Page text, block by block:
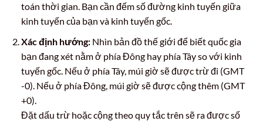
toán thời gian. Bạn cần đếm số đường kinh tuyến giữa
kinh tuyến của bạn và kinh tuyến gốc.
Xác định hướng:Nhìn bản đồ thế giới để biết quốc gia
bạn đang xét nằm ở phía Đông hay phía Tây so với kinh
tuyến gốc. Nếu ở phía Tây, múi giờ sẽ được trừ đi (GMT
-0). Nếu ở phía Đông, múi giờ sẽ được cộng thêm (GMT
+0).
Đặt dấu trừ hoặc cộng theo quy tắc trên sẽ ra được số